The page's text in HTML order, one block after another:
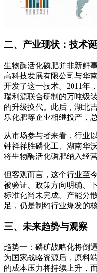
二、产业现状：技术
生物酶活化磷肥并非新鲜
高科技发展有限公司与华
开发了这一技术。2011年
瑞利源联合研制的万吨级
的升级换代。此后，湖北
乐化肥等企业相继投产，
从市场参与者来看，行业
钟祥祥胜磷化工、湖南华
将生物酶活化磷肥纳入经
但客观而言，这个行业至
被验证、政策方向明确、
标准化尚未完成。产能分
足，仍是制约行业爆发的
三、未来趋势与观察
趋势一：磷矿战略化将倒
为国家战略资源后，原料
的成本压力将持续上升，